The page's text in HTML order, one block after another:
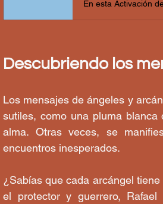
Descubriendo los
Los mensajes de ángeles y
sutiles, como una pluma
alma. Otras veces, se
encuentros inesperados.
¿Sabías que cada arcángel
el protector y guerrero,